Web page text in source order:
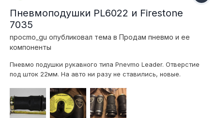
Пневмоподушки PL6022 и Firestone
7035
npocmo_gu опубликовал тема в Продам пневмо и ее
компоненты
Пневмо подушки рукавного типа Pnevmo Leader. Отверстие
под шток 22мм. На авто ни разу не ставились, новые.
Пневмоподушки Firestone 7035 airide. На авто ни разу не
ставились, новые. Продаю за ненадобностью. цена за 2шт -
7000р...